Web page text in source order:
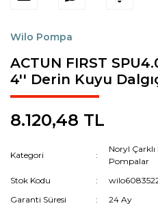
Wilo Pompa
ACTUN FIRST
4'' Derin Kuyu
8.120,48 TL
Kategori
Noryl
Pompalar
Stok Kodu
Garanti Süresi
24 Ay